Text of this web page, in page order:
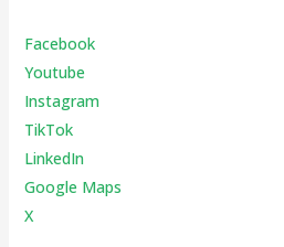
Facebook
Youtube
Instagram
TikTok
LinkedIn
Google Maps
X